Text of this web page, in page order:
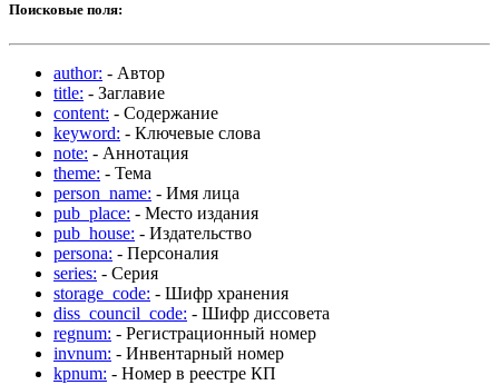
Поисковые поля:
author: - Автор
title: - Заглавие
content: - Содержание
keyword: - Ключевые слова
note: - Аннотация
theme: - Тема
person_name: - Имя лица
pub_place: - Место издания
pub_house: - Издательство
persona: - Персоналия
series: - Серия
storage_code: - Шифр хранения
diss_council_code: - Шифр диссовета
regnum: - Регистрационный номер
invnum: - Инвентарный номер
kpnum: - Номер в реестре КП